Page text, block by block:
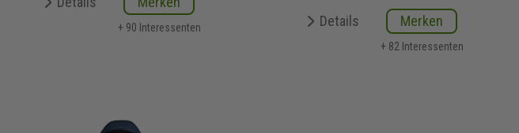
+ 90 Interessenten Details Merken
+ 82 Interessenten